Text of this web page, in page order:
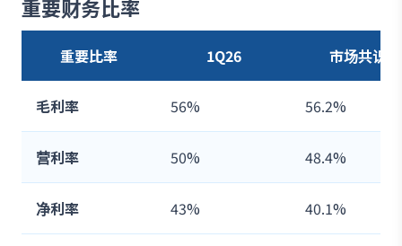
重要财务比率
重要比率 1Q26 市场共识
毛利率 56% 56.2%
营利率 50% 48.4%
净利率 43% 40.1%